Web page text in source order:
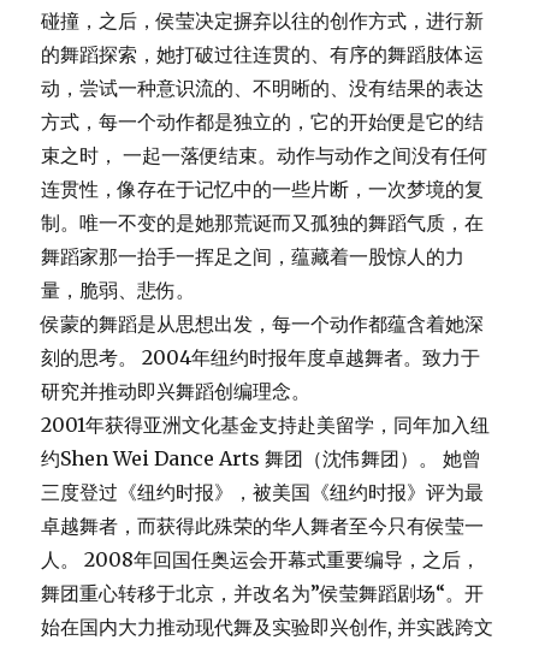
碰撞，之后，侯莹决定摒弃以往的创作方式，进行新
的舞蹈探索，她打破过往连贯的、有序的舞蹈肢体运
动，尝试一种意识流的、不明晰的、没有结果的表达
方式，每一个动作都是独立的，它的开始便是它的结
束之时， 一起一落便结束。动作与动作之间没有任何
连贯性，像存在于记忆中的一些片断，一次梦境的复
制。唯一不变的是她那荒诞而又孤独的舞蹈气质，在
舞蹈家那一抬手一挥足之间，蕴藏着一股惊人的力
量，脆弱、悲伤。
侯蒙的舞蹈是从思想出发，每一个动作都蕴含着她深
刻的思考。 2004年纽约时报年度卓越舞者。致力于
研究并推动即兴舞蹈创编理念。
2001年获得亚洲文化基金支持赴美留学，同年加入纽
约Shen Wei Dance Arts 舞团（沈伟舞团）。 她曾
三度登过《纽约时报》，被美国《纽约时报》评为最
卓越舞者，而获得此殊荣的华人舞者至今只有侯莹一
人。 2008年回国任奥运会开幕式重要编导，之后，
舞团重心转移于北京，并改名为”侯莹舞蹈剧场“。开
始在国内大力推动现代舞及实验即兴创作, 并实践跨文